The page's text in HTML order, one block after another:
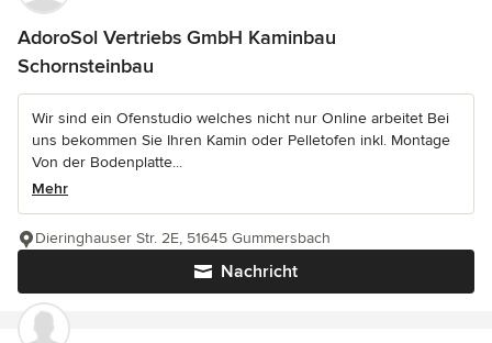
AdoroSol Vertriebs GmbH Kaminbau
Schornsteinbau
Wir sind ein Ofenstudio welches nicht nur Online arbeitet Bei
uns bekommen Sie Ihren Kamin oder Pelletofen inkl. Montage
Von der Bodenplatte...
Mehr
Nachricht
Dieringhauser Str. 2E, 51645 Gummersbach